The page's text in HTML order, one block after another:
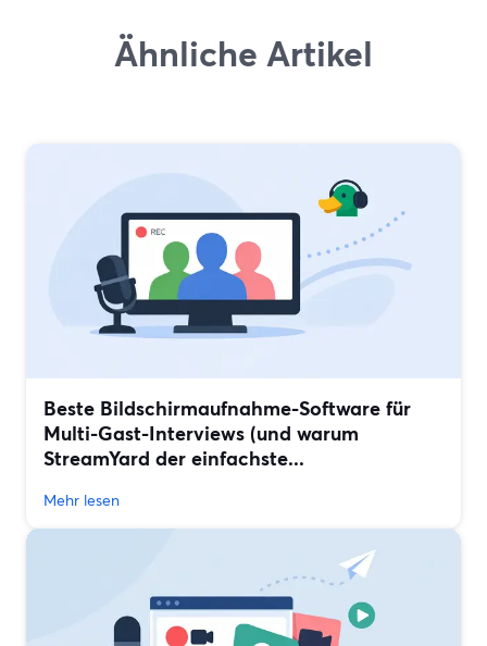
Ähnliche Artikel
Beste Bildschirmaufnahme-Software für
Multi-Gast-Interviews (und warum
StreamYard der einfachste...
Mehr lesen